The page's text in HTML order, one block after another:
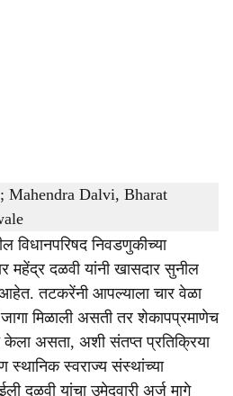
Bharat Gogawale, vikas Gogawale-
विधानपरिषद निवडणुकीच्या
महेंद्र दळवी यांनी खासदार सुनील
तटकरेंनी आपल्याला चार वेळा
मिळाली असती तर शेकापप्रमाणेच
केला असता, अशी संतप्त प्रतिक्रिया
स्थानिक स्वराज्य संस्थांच्या
दळवी यांचा उमेदवारी अर्ज मागे